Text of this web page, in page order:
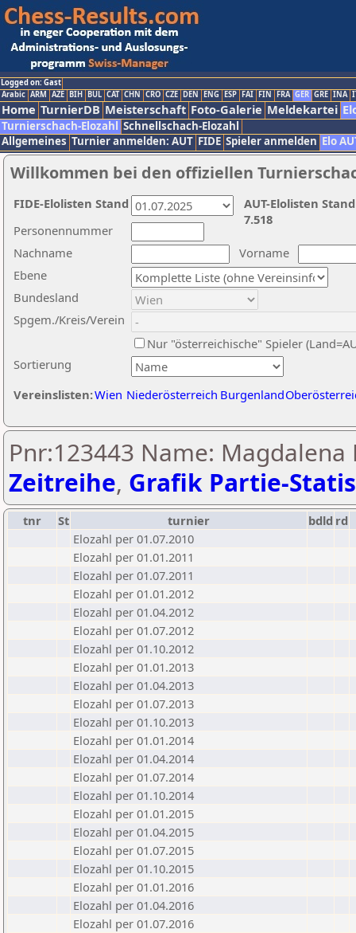
Logged on: Gast
Arabic ARM AZE BIH BUL CAT CHN CRO CZE DEN ENG ESP FAI FIN FRA GER GRE INA
Home TurnierDB Meisterschaft Foto-Galerie Meldekartei
Turnierschach-Elozahl Schnellschach-Elozahl
Allgemeines Turnier anmelden: AUT FIDE Spieler anmelden Elo
Willkommen bei den offiziellen
Nachname
Vorname
Ebene
Sortierung
Personennummer
Bundesland
Spgem./Kreis/Verein
Nur "österreichische" Spieler
Vereinslisten:Wien Niederösterreich Burgenland
AUT-Elolisten
7.518
FIDE-Elolisten Stand
Pnr:123443 Name:
Zeitreihe, Grafik Partie-
tnr St turnier bdld rd
Elozahl per 01.07.2010
Elozahl per 01.01.2011
Elozahl per 01.07.2011
Elozahl per 01.01.2012
Elozahl per 01.04.2012
Elozahl per 01.07.2012
Elozahl per 01.10.2012
Elozahl per 01.01.2013
Elozahl per 01.04.2013
Elozahl per 01.07.2013
Elozahl per 01.10.2013
Elozahl per 01.01.2014
Elozahl per 01.04.2014
Elozahl per 01.07.2014
Elozahl per 01.10.2014
Elozahl per 01.01.2015
Elozahl per 01.04.2015
Elozahl per 01.07.2015
Elozahl per 01.10.2015
Elozahl per 01.01.2016
Elozahl per 01.04.2016
Elozahl per 01.07.2016